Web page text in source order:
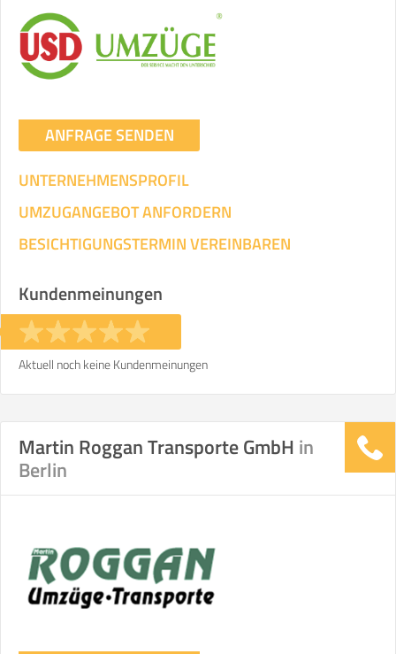
Mit Umzugsunternehmen
Mitarbeiter Zeit pro Mitarbeiter
Stunden
KOSTENSCHÄTZUNG:
ICH MÖCHTE ANGEBOTE ANFORDERN
SO ERRECHNET SICH DIE KOSTENSCHÄTZUNG
ANFRAGE SENDEN
UNTERNEHMENSPROFIL
UMZUGANGEBOT ANFORDERN
BESICHTIGUNGSTERMIN VEREINBAREN
Kundenmeinungen
Aktuell noch keine Kundenmeinungen
Martin Roggan Transporte GmbH in
Berlin